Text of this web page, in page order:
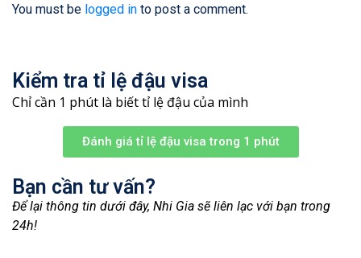
You must be logged in to post a comment.
Kiểm tra tỉ lệ đậu visa
Chỉ cần 1 phút là biết tỉ lệ đậu của mình
Đánh giá tỉ lệ đậu visa trong 1 phút
Bạn cần tư vấn?
Để lại thông tin dưới đây, Nhi Gia sẽ liên lạc với bạn trong
24h!